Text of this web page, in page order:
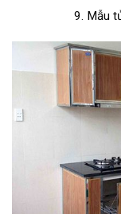
9. Mẫu